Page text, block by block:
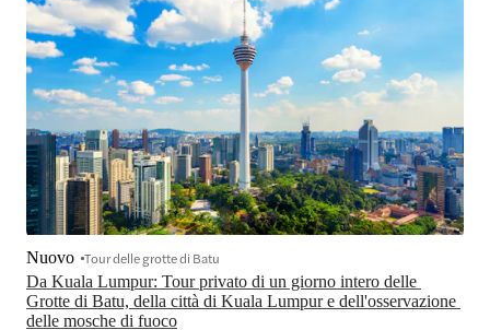
Da Kuala Lumpur: Tour privato di un giorno intero delle
Grotte di Batu, della città di Kuala Lumpur e dell'osservazione
delle mosche di fuoco
Nuovo Tour delle grotte di Batu